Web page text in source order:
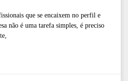
que se encaixem no perfil e
não é uma tarefa simples, é preciso